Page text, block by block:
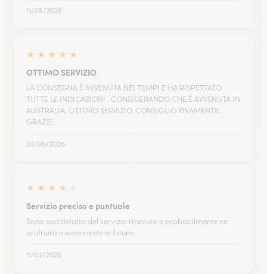
11/05/2026
★ ★ ★ ★ ★
OTTIMO SERVIZIO
LA CONSEGNA È AVVENUTA NEI TEMPI E HA RISPETTATO
TUTTE LE INDICAZIONI , CONSIDERANDO CHE È AVVENUTA IN
AUSTRALIA, OTTIMO SERVIZIO, CONSIGLIO VIVAMENTE..
GRAZIE..
20/06/2026
★ ★ ★ ★
Servizio preciso e puntuale
Sono soddisfatta del servizio ricevuto e probabilmente ne
usufruirò nuovamente in futuro.
11/02/2026